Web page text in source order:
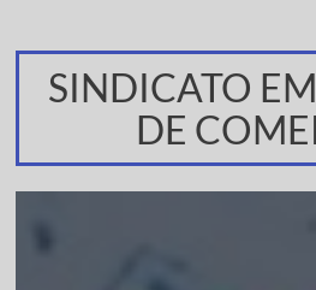
SINDICATO
DE